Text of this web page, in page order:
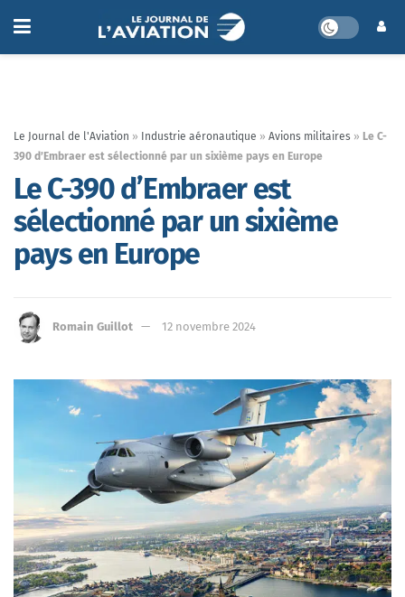
Le Journal de l'Aviation » Industrie aéronautique » Avions militaires » Le C-
390 d’Embraer est sélectionné par un sixième pays en Europe
Le C-390 d’Embraer est
sélectionné par un sixième
pays en Europe
Romain Guillot 12 novembre 2024